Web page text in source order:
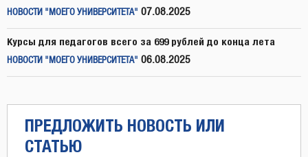
НОВОСТИ "МОЕГО УНИВЕРСИТЕТА" 07.08.2025
Курсы для педагогов всего за 699 рублей до конца лета
НОВОСТИ "МОЕГО УНИВЕРСИТЕТА" 06.08.2025
ПРЕДЛОЖИТЬ НОВОСТЬ ИЛИ
СТАТЬЮ